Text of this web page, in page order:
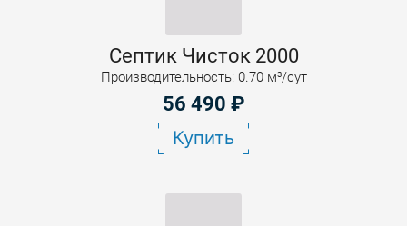
Септик Чисток 2000
Производительность: 0.70 м³/сут
56 490 ₽
Купить